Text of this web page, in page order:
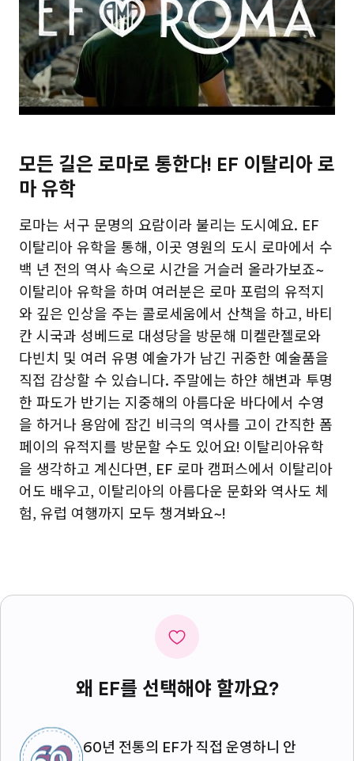
모든 길은 로마로 통한다! EF 이탈리아 로
마 유학
로마는 서구 문명의 요람이라 불리는 도시예요. EF
이탈리아 유학을 통해, 이곳 영원의 도시 로마에서 수
백 년 전의 역사 속으로 시간을 거슬러 올라가보죠~
이탈리아 유학을 하며 여러분은 로마 포럼의 유적지
와 깊은 인상을 주는 콜로세움에서 산책을 하고, 바티
칸 시국과 성베드로 대성당을 방문해 미켈란젤로와
다빈치 및 여러 유명 예술가가 남긴 귀중한 예술품을
직접 감상할 수 있습니다. 주말에는 하얀 해변과 투명
한 파도가 반기는 지중해의 아름다운 바다에서 수영
을 하거나 용암에 잠긴 비극의 역사를 고이 간직한 폼
페이의 유적지를 방문할 수도 있어요! 이탈리아유학
을 생각하고 계신다면, EF 로마 캠퍼스에서 이탈리아
어도 배우고, 이탈리아의 아름다운 문화와 역사도 체
험, 유럽 여행까지 모두 챙겨봐요~!
왜 EF를 선택해야 할까요?
60년 전통의 EF가 직접 운영하니 안